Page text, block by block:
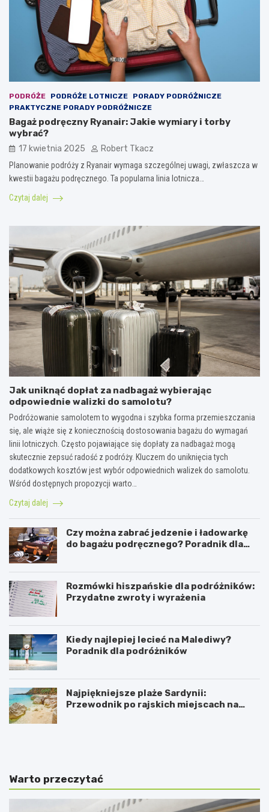
PODRÓŻE PODRÓŻE LOTNICZE
PORADY PODRÓŻNICZE
PRAKTYCZNE PORADY PODRÓŻNICZE
Bagaż podręczny Ryanair: Jakie wymiary i torby
wybrać?
17 kwietnia 2025 Robert Tkacz
Planowanie podróży z Ryanair wymaga szczególnej uwagi, zwłaszcza w
kwestii bagażu podręcznego. Ta popularna linia lotnicza…
Czytaj dalej
Jak uniknąć dopłat za nadbagaż wybierając
odpowiednie walizki do samolotu?
Podróżowanie samolotem to wygodna i szybka forma przemieszczania
się, ale wiąże się z koniecznością dostosowania bagażu do wymagań
linii lotniczych. Często pojawiające się dopłaty za nadbagaż mogą
skutecznie zepsuć radość z podróży. Kluczem do uniknięcia tych
dodatkowych kosztów jest wybór odpowiednich walizek do samolotu.
Wśród dostępnych propozycji warto…
Czytaj dalej
Czy można zabrać jedzenie i ładowarkę
do bagażu podręcznego? Poradnik dla
Rozmówki hiszpańskie dla podróżników:
Przydatne zwroty i wyrażenia
Kiedy najlepiej lecieć na Malediwy?
Poradnik dla podróżników
Najpiękniejsze plaże Sardynii:
Przewodnik po rajskich miejscach na
K
n
a
j
P
y
c
z
Warto przeczytać